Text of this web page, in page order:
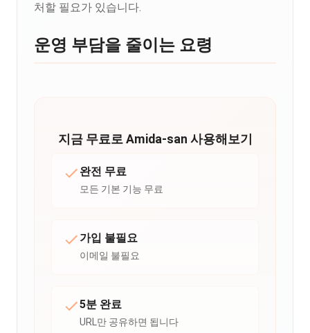
처할 필요가 있습니다.
운영 부담을 줄이는 요령
지금 무료로 Amida-san 사용해보기
완전 무료
모든 기본 기능 무료
가입 불필요
이메일 불필요
5분 완료
URL만 공유하면 됩니다